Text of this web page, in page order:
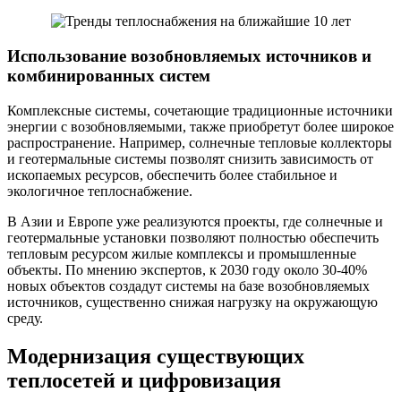
Использование возобновляемых источников и
комбинированных систем
Комплексные системы, сочетающие традиционные источники
энергии с возобновляемыми, также приобретут более широкое
распространение. Например, солнечные тепловые коллекторы
и геотермальные системы позволят снизить зависимость от
ископаемых ресурсов, обеспечить более стабильное и
экологичное теплоснабжение.
В Азии и Европе уже реализуются проекты, где солнечные и
геотермальные установки позволяют полностью обеспечить
тепловым ресурсом жилые комплексы и промышленные
объекты. По мнению экспертов, к 2030 году около 30-40%
новых объектов создадут системы на базе возобновляемых
источников, существенно снижая нагрузку на окружающую
среду.
Модернизация существующих
теплосетей и цифровизация